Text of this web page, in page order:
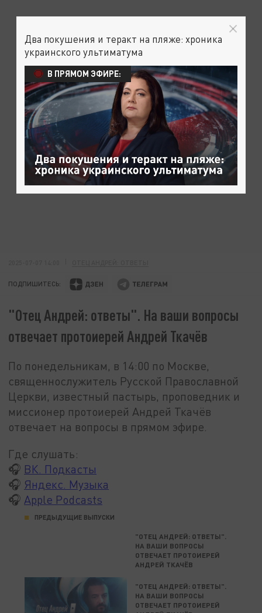
ПОДПИШИТЕСЬ:
"Отец Андрей: ответы". На ваши вопросы
отвечает протоиерей Андрей Ткачёв
По понедельникам, в 14:00 по Москве,
священнослужитель Русской Православной
Церкви, известный пастырь, проповедник и
миссионер протоиерей Андрей Ткачёв
отвечает на вопросы в прямом эфире.
Где слушать:
🎧 ВК. Подкасты
🎧 Яндекс. Музыка
🎧 Apple Podcasts
ПРЕДЫДУЩИЕ ВЫПУСКИ
"ОТЕЦ АНДРЕЙ: ОТВЕТЫ".
НА ВАШИ ВОПРОСЫ
ОТВЕЧАЕТ ПРОТОИЕРЕЙ
АНДРЕЙ ТКАЧЁВ
"ОТЕЦ АНДРЕЙ: ОТВЕТЫ".
НА ВАШИ ВОПРОСЫ
ОТВЕЧАЕТ ПРОТОИЕРЕЙ
Два покушения и теракт на пляже: хроника
украинского ультиматума
В ПРЯМОМ ЭФИРЕ: